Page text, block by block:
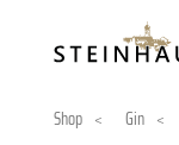
Shop < Gin <